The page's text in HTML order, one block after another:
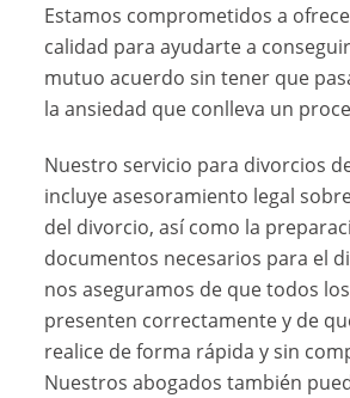
Estamos comprometidos a
calidad para ayudarte a
mutuo acuerdo sin tener que
la ansiedad que conlleva un
Nuestro servicio para divorcios
incluye asesoramiento legal
del divorcio, así como la
documentos necesarios para el
nos aseguramos de que todos
presenten correctamente y de
realice de forma rápida y sin
Nuestros abogados también